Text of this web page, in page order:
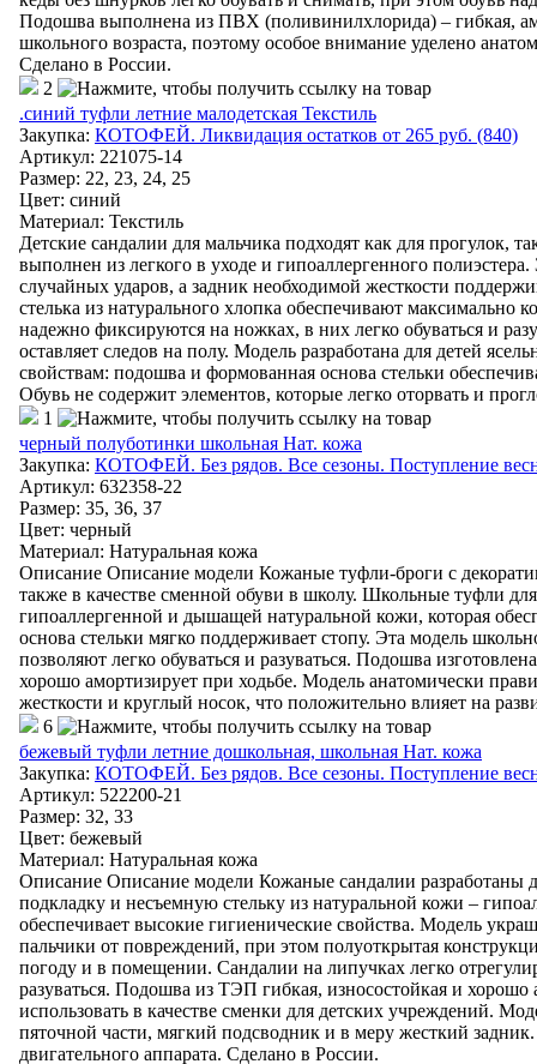
Подошва выполнена из ПВХ (поливинилхлорида) – гибкая,
школьного возраста, поэтому особое внимание уделено
Сделано в России.
2
.синий туфли летние малодетская Текстиль
Закупка: КОТОФЕЙ. Ликвидация остатков от 265 руб. (840)
Артикул: 221075-14
Размер: 22, 23, 24, 25
Цвет: синий
Материал: Текстиль
Детские сандалии для мальчика подходят как для прогулок,
выполнен из легкого в уходе и гипоаллергенного
случайных ударов, а задник необходимой жесткости
стелька из натурального хлопка обеспечивают
надежно фиксируются на ножках, в них легко обуваться и
оставляет следов на полу. Модель разработана для детей
свойствам: подошва и формованная основа стельки
Обувь не содержит элементов, которые легко оторвать и
1
черный полуботинки школьная Нат. кожа
Закупка: КОТОФЕЙ. Без рядов. Все сезоны. Поступление
Артикул: 632358-22
Размер: 35, 36, 37
Цвет: черный
Материал: Натуральная кожа
Описание Описание модели Кожаные туфли-броги с
также в качестве сменной обуви в школу. Школьные туфли
гипоаллергенной и дышащей натуральной кожи, которая
основа стельки мягко поддерживает стопу. Эта модель
позволяют легко обуваться и разуваться. Подошва
хорошо амортизирует при ходьбе. Модель анатомически
жесткости и круглый носок, что положительно влияет на
6
бежевый туфли летние дошкольная, школьная Нат. кожа
Закупка: КОТОФЕЙ. Без рядов. Все сезоны. Поступление
Артикул: 522200-21
Размер: 32, 33
Цвет: бежевый
Материал: Натуральная кожа
Описание Описание модели Кожаные сандалии разработаны
подкладку и несъемную стельку из натуральной кожи –
обеспечивает высокие гигиенические свойства. Модель
пальчики от повреждений, при этом полуоткрытая
погоду и в помещении. Сандалии на липучках легко
разуваться. Подошва из ТЭП гибкая, износостойкая и
использовать в качестве сменки для детских учреждений.
пяточной части, мягкий подсводник и в меру жесткий
двигательного аппарата. Сделано в России.